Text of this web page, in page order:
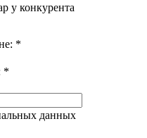
у конкурента
*
*
данных